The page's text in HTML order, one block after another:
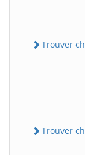
Trouver
Trouver